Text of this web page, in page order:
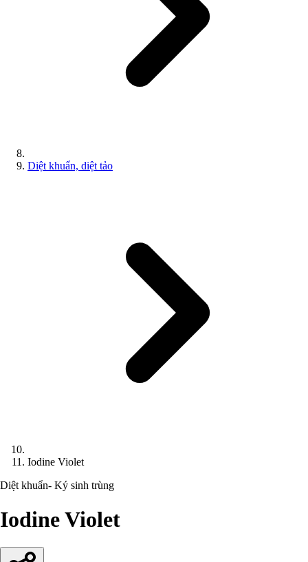
Diệt khuẩn, diệt tảo
Iodine Violet
Diệt khuẩn- Ký sinh trùng
Iodine Violet